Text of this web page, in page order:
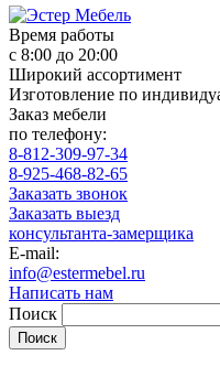
Время работы
с 8:00 до 20:00
Широкий ассортимент
Изготовление по
Заказ мебели
по телефону:
8-812-309-97-34
8-925-468-82-65
Заказать звонок
Заказать выезд
консультанта-замерщика
E-mail:
info@estermebel.ru
Написать нам
Поиск